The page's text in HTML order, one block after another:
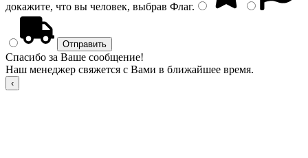
докажите, что вы человек, выбрав Флаг.
Спасибо за Ваше сообщение!
Наш менеджер свяжется с Вами в ближайшее время.